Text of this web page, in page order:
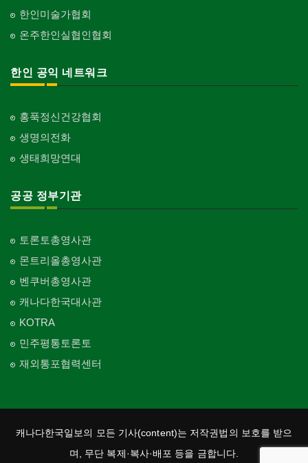
한인미술가협회
온주한인실협인협회
한인 공익 네트워크
홍푹정신건강협회
생명의전화
생태희망연대
공공 정부기관
토론토총영사관
몬트리올총영사관
벤쿠버총영사관
캐나다한국대사관
KOTRA
민주평통토론토
재외통포협력센터
캐나다한국일보의 모든 기사(content)는 저작권법의 보호를 받으
며, 무단 복제·복사·배포 등을 금합니다.